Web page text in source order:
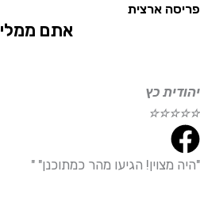
ארצית
אתם ממליצים:
כץ
☆
☆
הגיעו מהר כמתוכנן" "